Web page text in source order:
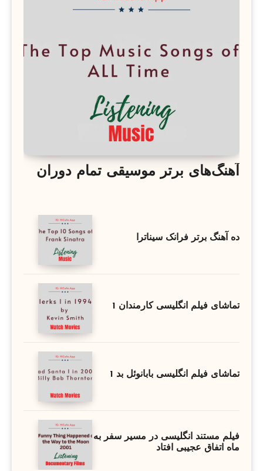
آهنگ‌های برتر موسیقی تمام دوران
ده آهنگ برتر فرانک سیناترا
تماشای فیلم انگلیسی کارمندان 1
تماشای فیلم انگلیسی بابانوئل بد 1
فیلم مستند انگلیسی در مسیر سفر به
ماه اتفاق عجیبی افتاد